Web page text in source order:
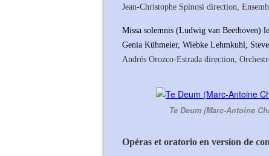
Jean-Christophe Spinosi direction,
Missa solemnis (Ludwig van Beethoven)
Genia Kühmeier, Wiebke Lehmkuhl,
Andrés Orozco-Estrada direction,
Te Deum (Marc-Antoine
Opéras et oratorio en version de